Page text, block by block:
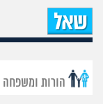
הורות ומשפחה